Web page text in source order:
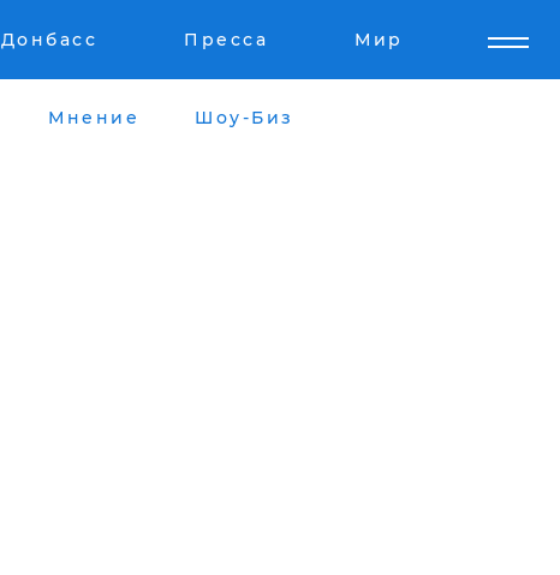
Донбасс Пресса Мир
Мнение Шоу-Биз